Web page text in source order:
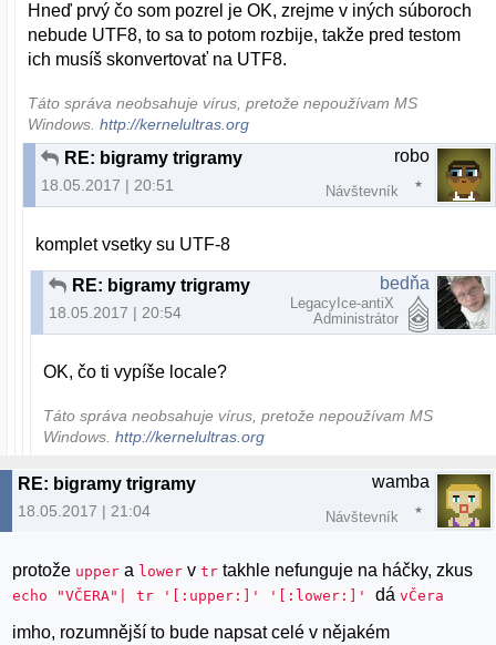
Hneď prvý čo som pozrel je OK, zrejme v iných súboroch
nebude UTF8, to sa to potom rozbije, takže pred testom
ich musíš skonvertovať na UTF8.
Táto správa neobsahuje vírus, pretože nepoužívam MS
Windows.http://kernelultras.org
RE: bigramy trigramy
18.05.2017 | 20:51
robo
Návštevník
komplet vsetky su UTF-8
RE: bigramy trigramy
18.05.2017 | 20:54
bedňa
LegacyIce-antiX
Administrátor
OK, čo ti vypíše locale?
Táto správa neobsahuje vírus, pretože nepoužívam MS
Windows.http://kernelultras.org
RE: bigramy trigramy
18.05.2017 | 21:04
wamba
Návštevník
protože upper a lower vtr takhle nefunguje na háčky, zkus
echo "VČERA"| tr '[:upper:]' '[:lower:]'dávČera
imho, rozumnější to bude napsat celé v nějakém